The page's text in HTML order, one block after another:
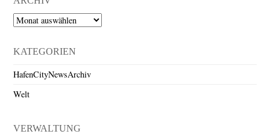
Archiv
KATEGORIEN
HafenCityNewsArchiv
Welt
VERWALTUNG